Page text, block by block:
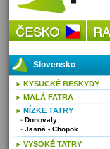
Slovensko
KYSUCKÉ BESKYDY
MALÁ FATRA
NÍZKE TATRY
Donovaly
Jasná - Chopok
VYSOKÉ TATRY